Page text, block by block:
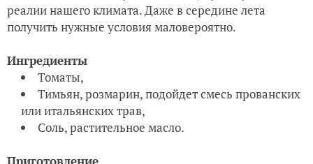
реалии нашего климата. Даже в середине лета
получить нужные условия маловероятно.
Ингредиенты
Томаты,
Тимьян, розмарин, подойдет смесь прованских
или итальянских трав,
Соль, растительное масло.
Приготовление